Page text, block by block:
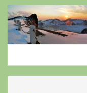
Skip
content